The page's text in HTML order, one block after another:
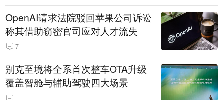
OpenAI请求法院驳回苹果公司诉讼
称其借助窃密官司应对人才流失
7
别克至境将全系首次整车OTA升级
覆盖智舱与辅助驾驶四大场景